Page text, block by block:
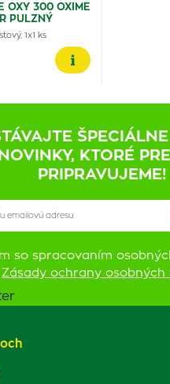
OXY 300 OXIME
PULZNÝ
1x1 ks
NOVINKY, KTORÉ
PRIPRAVUJEME!
so spracovaním
Zásady ochrany osobných